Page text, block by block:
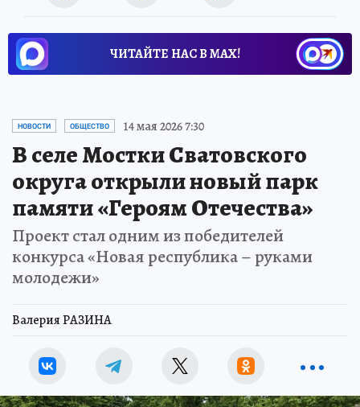
ЧИТАЙТЕ НАС В МАХ!
НОВОСТИ ОБЩЕСТВО 14 мая 2026 7:30
В селе Мостки Сватовского
округа открыли новый парк
памяти «Героям Отечества»
Проект стал одним из победителей
конкурса «Новая республика – руками
молодежи»
Валерия РАЗИНА